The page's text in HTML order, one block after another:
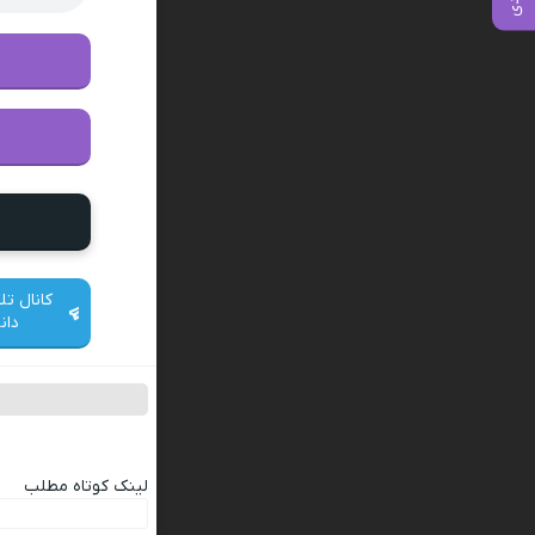
کانال
لینک کوتاه مطلب